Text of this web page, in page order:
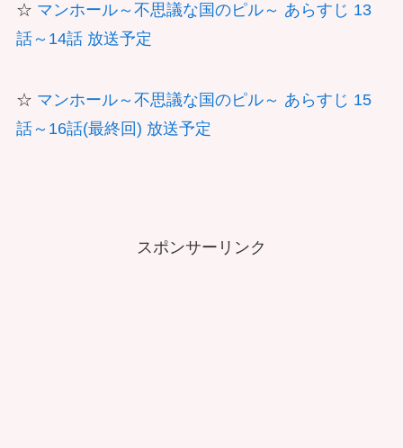
☆ マンホール～不思議な国のピル～ あらすじ 13
話～14話 放送予定
☆ マンホール～不思議な国のピル～ あらすじ 15
話～16話(最終回) 放送予定
スポンサーリンク